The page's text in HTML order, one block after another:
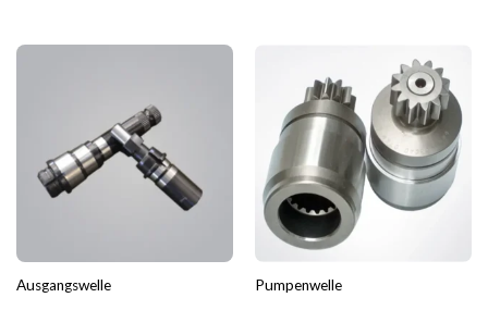
Ausgangswelle Pumpenwelle